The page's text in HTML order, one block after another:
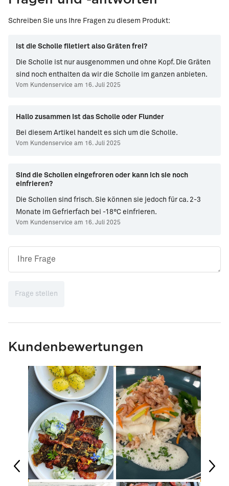
Schollenröllchen &
Scholle mit
Schreiben Sie uns Ihre Fragen zu diesem Produkt:
Ist die Scholle filetiert also Gräten frei?
Die Scholle ist nur ausgenommen und ohne Kopf. Die Gräten
sind noch enthalten da wir die Scholle im ganzen anbieten.
Vom Kundenservice am 16. Juli 2025
Hallo zusammen Ist das Scholle oder Flunder
Bei diesem Artikel handelt es sich um die Scholle.
Vom Kundenservice am 16. Juli 2025
Sind die Schollen eingefroren oder kann ich sie noch
einfrieren?
Die Schollen sind frisch. Sie können sie jedoch für ca. 2-3
Monate im Gefrierfach bei -18°C einfrieren.
Vom Kundenservice am 16. Juli 2025
Frage stellen
Kundenbewertungen